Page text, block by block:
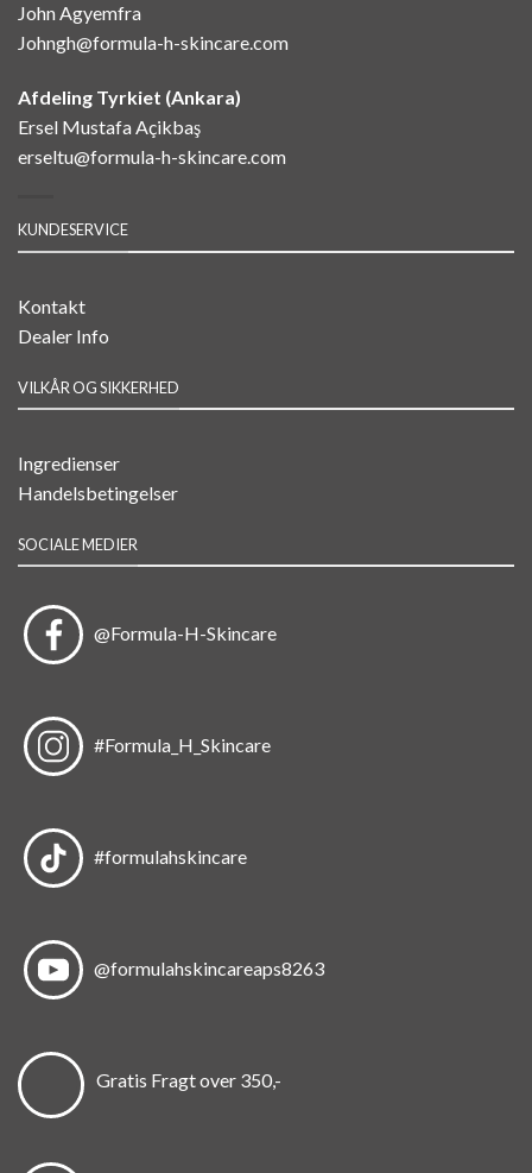
John Agyemfra
Johngh@formula-h-skincare.com
Afdeling Tyrkiet (Ankara)
Ersel Mustafa Açikbaş
erseltu@formula-h-skincare.com
KUNDESERVICE
Kontakt
Dealer Info
VILKÅR OG SIKKERHED
Ingredienser
Handelsbetingelser
SOCIALE MEDIER
@Formula-H-Skincare
#Formula_H_Skincare
#formulahskincare
@formulahskincareaps8263
Gratis Fragt over 350,-